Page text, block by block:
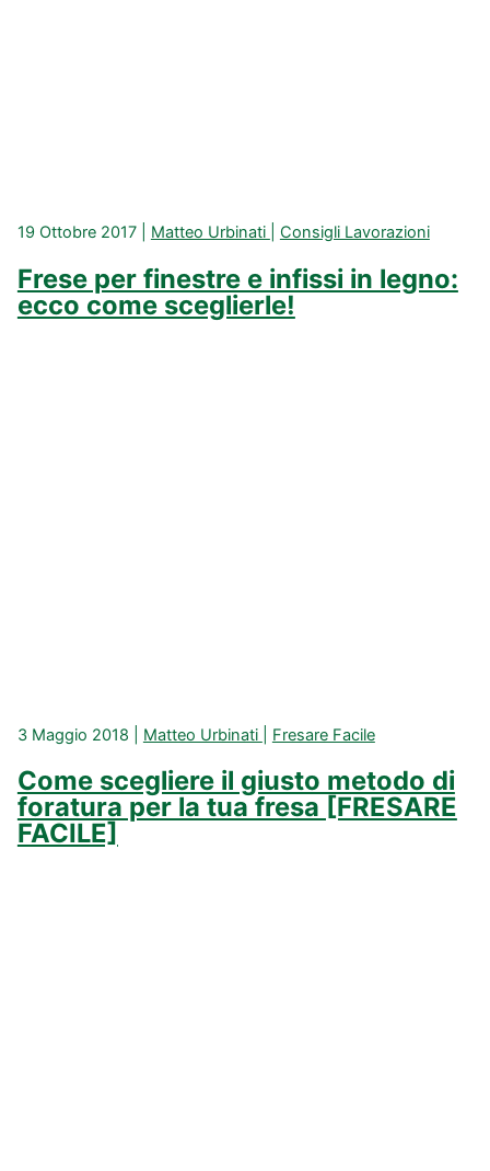
19 Ottobre 2017 Matteo Urbinati Consigli Lavorazioni
Frese per finestre e infissi in legno:
ecco come sceglierle!
3 Maggio 2018 Matteo Urbinati Fresare Facile
Come scegliere il giusto metodo di
foratura per la tua fresa [FRESARE
FACILE]